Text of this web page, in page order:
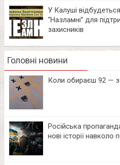
У Калуші
“Назламні” для
захисників
Головні новини
Коли обираєш 92 —
Російська
нові історії навколо